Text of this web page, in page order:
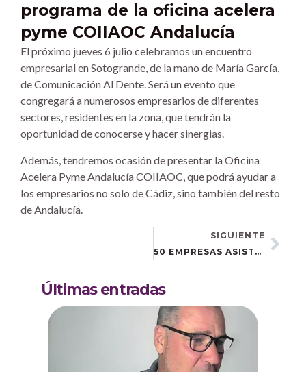
programa de la oficina acelera
pyme COIIAOC Andalucía
El próximo jueves 6 julio celebramos un encuentro
empresarial en Sotogrande, de la mano de María García,
de Comunicación Al Dente. Será un evento que
congregará a numerosos empresarios de diferentes
sectores, residentes en la zona, que tendrán la
oportunidad de conocerse y hacer sinergias.
Además, tendremos ocasión de presentar la Oficina
Acelera Pyme Andalucía COIIAOC, que podrá ayudar a
los empresarios no solo de Cádiz, sino también del resto
de Andalucía.
SIGUIENTE
50 EMPRESAS ASISTEN A LA PRESENTACIÓN DE ACELERA PYME ANDALUCÍA COOIAOC EN SAN ROQUE
Últimas entradas